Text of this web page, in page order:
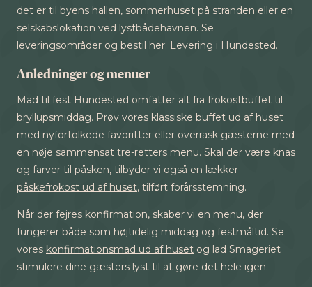
det er til byens hallen, sommerhuset på stranden eller en
selskabslokation ved lystbådehavnen. Se
leveringsområder og bestil her: Levering i Hundested.
Anledninger og menuer
Mad til fest Hundested omfatter alt fra frokostbuffet til
bryllupsmiddag. Prøv vores klassiske buffet ud af huset
med nyfortolkede favoritter eller overrask gæsterne med
en nøje sammensat tre-retters menu. Skal der være knas
og farver til påsken, tilbyder vi også en lækker
påskefrokost ud af huset, tilført forårsstemning.
Når der fejres konfirmation, skaber vi en menu, der
fungerer både som højtidelig middag og festmåltid. Se
vores konfirmationsmad ud af huset og lad Smageriet
stimulere dine gæsters lyst til at gøre det hele igen.